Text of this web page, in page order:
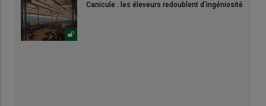
Canicule : les éleveurs redoublent d'ingéniosité